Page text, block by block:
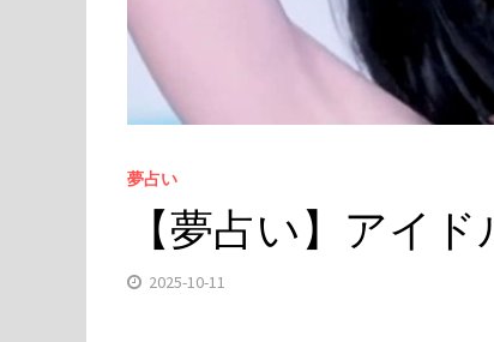
夢占い
【夢占い】アイ
2025-10-11